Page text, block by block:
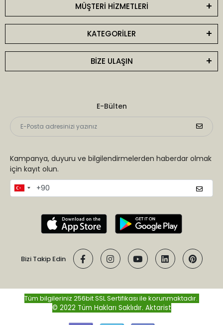
MÜŞTERİ HİZMETLERİ
KATEGORİLER
BİZE ULAŞIN
E-Bülten
Kampanya, duyuru ve bilgilendirmelerden haberdar olmak
için kayıt olun.
Bizi Takip Edin
Tüm bilgileriniz 256bit SSL Sertifikası ile korunmaktadır.
© 2022 Tüm Hakları Saklıdır. Aktarist